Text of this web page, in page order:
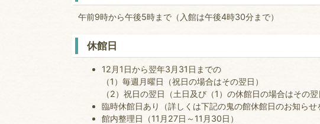
午前9時から午後5時まで（入館は午後4時30分まで）
休館日
12月1日から翌年3月31日までの
（1）毎週月曜日（祝日の場合はその翌日）
（2）祝日の翌日（土日及び（1）の休館日の場合はその翌
臨時休館日あり（詳しくは下記の鬼の館休館日のお知らせ
館内整理日（11月27日～11月30日）